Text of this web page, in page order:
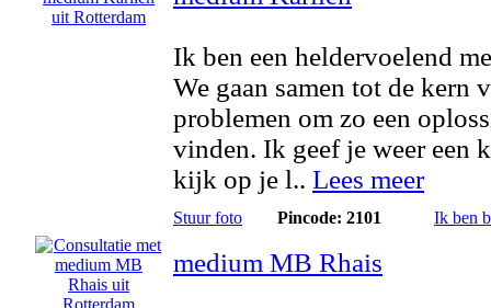
Ik ben een heldervoelend
We gaan samen tot de kern
problemen om zo een
vinden. Ik geef je weer een
kijk op je l.. Lees meer
Stuur foto Pincode: 2101 Ik ben
medium MB Rhais